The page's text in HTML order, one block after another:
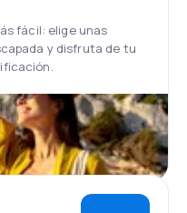
fácil: elige unas
y disfruta de tu